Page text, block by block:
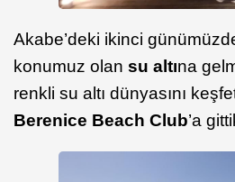
Akabe’deki ikinci
konumuz olan su altına
renkli su altı dünyasını
Berenice Beach Club’a